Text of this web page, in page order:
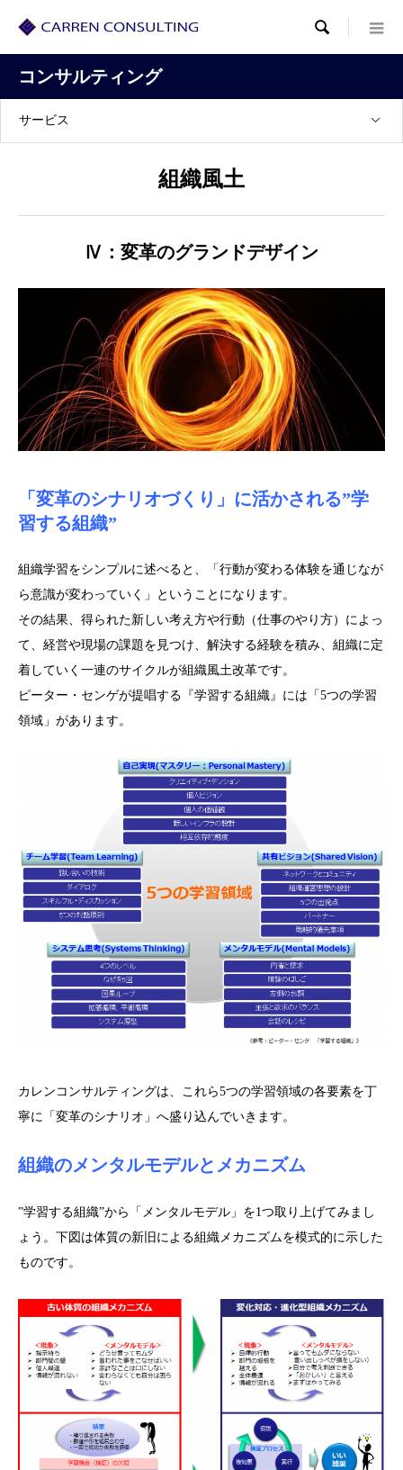

コンサルティング
サービス
組織風土
Ⅳ：変革のグランドデザイン
「変革のシナリオづくり」に活かされる”学
習する組織”
組織学習をシンプルに述べると、「行動が変わる体験を通じなが
ら意識が変わっていく」ということになります。
その結果、得られた新しい考え方や行動（仕事のやり方）によっ
て、経営や現場の課題を見つけ、解決する経験を積み、組織に定
着していく一連のサイクルが組織風土改革です。
ピーター・センゲが提唱する『学習する組織』には「5つの学習
領域」があります。
カレンコンサルティングは、これら5つの学習領域の各要素を丁
寧に「変革のシナリオ」へ盛り込んでいきます。
組織のメンタルモデルとメカニズム
”学習する組織”から「メンタルモデル」を1つ取り上げてみまし
ょう。下図は体質の新旧による組織メカニズムを模式的に示した
ものです。